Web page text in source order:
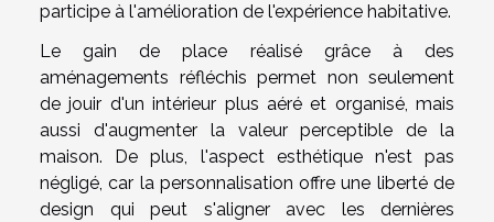
participe à l'amélioration de l'expérience habitative.
Le gain de place réalisé grâce à des
aménagements réfléchis permet non seulement
de jouir d'un intérieur plus aéré et organisé, mais
aussi d'augmenter la valeur perceptible de la
maison. De plus, l'aspect esthétique n'est pas
négligé, car la personnalisation offre une liberté de
design qui peut s'aligner avec les dernières